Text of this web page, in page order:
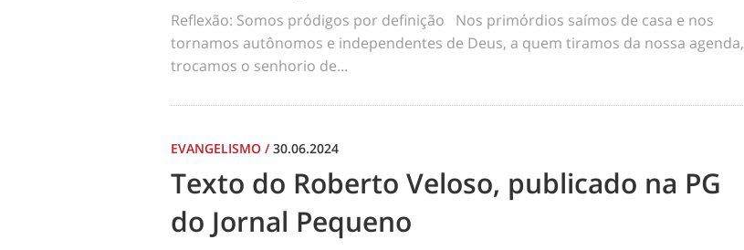
Reflexão: Somos pródigos por definição Nos primórdios saímos de casa e nos
tornamos autônomos e independentes de Deus, a quem tiramos da nossa agenda,
trocamos o senhorio de...
EVANGELISMO /30.06.2024
Texto do Roberto Veloso, publicado na PG
do Jornal Pequeno